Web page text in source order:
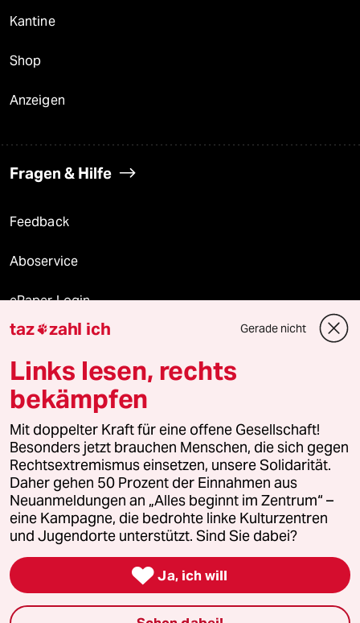
Kantine
Shop
Anzeigen
Fragen & Hilfe
Feedback
Aboservice
ePaper Login
Downloads für Abonnierende
© 2026 taz Verlags und Vertriebs GmbH
Alle Rechte vorbehalten. Bei rechtlichen Fragen oder für Genehmigungen
wenden Sie sich bitte an
lizenzen@taz.de
Feedback Redaktionsstatut Kommune-Richtlinien
Leitlinie Informant Datenschutz Impressum AGB
Seitenwende Einwilligungen widerrufen (Ads)
taz zahl ich Gerade nicht
Links lesen, rechts
bekämpfen
Mit doppelter Kraft für eine offene Gesellschaft!
Besonders jetzt brauchen Menschen, die sich gegen
Rechtsextremismus einsetzen, unsere Solidarität.
Daher gehen 50 Prozent der Einnahmen aus
Neuanmeldungen an „Alles beginnt im Zentrum“ –
eine Kampagne, die bedrohte linke Kulturzentren
und Jugendorte unterstützt. Sind Sie dabei?
 Ja, ich will